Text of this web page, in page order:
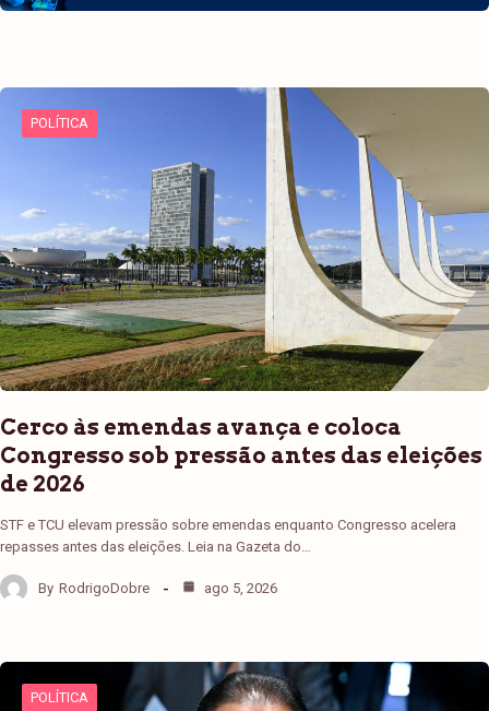
POLÍTICA
Cerco às emendas avança e coloca
Congresso sob pressão antes das eleições
de 2026
STF e TCU elevam pressão sobre emendas enquanto Congresso acelera
repasses antes das eleições. Leia na Gazeta do…
By RodrigoDobre ago 5, 2026
POLÍTICA